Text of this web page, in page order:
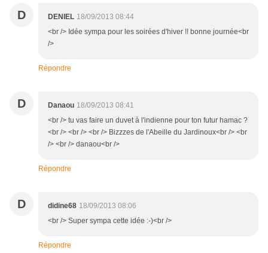
D DENIEL 18/09/2013 08:44
<br /> Idée sympa pour les soirées d'hiver !! bonne journée<br
/>
Répondre
D Danaou 18/09/2013 08:41
<br /> tu vas faire un duvet à l'indienne pour ton futur hamac ?
<br /> <br /> <br /> Bizzzes de l'Abeille du Jardinoux<br /> <br
/> <br /> danaou<br />
Répondre
D didine68 18/09/2013 08:06
<br /> Super sympa cette idée :-)<br />
Répondre